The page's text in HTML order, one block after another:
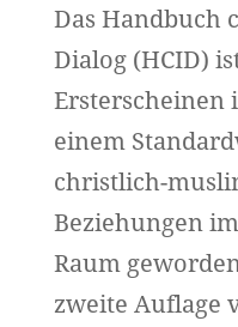
Das Handbuch
Dialog (HCID)
Ersterscheinen
einem
christlich-
Beziehungen
Raum
zweite Auflage